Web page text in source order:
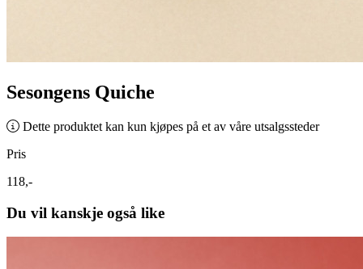
Sesongens Quiche
Dette produktet kan kun kjøpes på et av våre utsalgssteder
Pris
118,-
Du vil kanskje også like